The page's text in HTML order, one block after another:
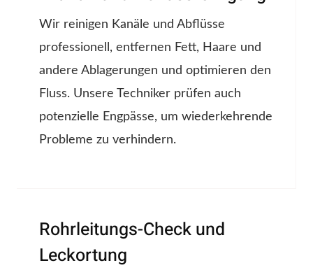
Wir reinigen Kanäle und Abflüsse
professionell, entfernen Fett, Haare und
andere Ablagerungen und optimieren den
Fluss. Unsere Techniker prüfen auch
potenzielle Engpässe, um wiederkehrende
Probleme zu verhindern.
Rohrleitungs-Check und
Leckortung